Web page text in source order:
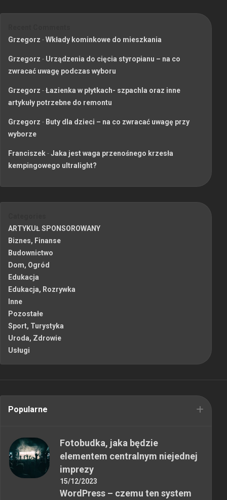
Grzegorz -Wkłady kominkowe do mieszkania
Grzegorz - Urządzenia do cięcia styropianu – na co
zwracać uwagę podczas wyboru
Grzegorz -Łazienka w płytkach- szpachla oraz inne
artykuły potrzebne do remontu
Grzegorz - Buty dla dzieci – na co zwracać uwagę przy
wyborze
Franciszek-Jaka jest waga przenośnego krzesła
kempingowego ultralight?
ARTYKUŁ SPONSOROWANY
Biznes, Finanse
Budownictwo
Dom, Ogród
Edukacja
Edukacja, Rozrywka
Inne
Pozostałe
Sport, Turystyka
Uroda, Zdrowie
Usługi
Popularne
Fotobudka, jaka będzie
elementem centralnym niejednej
imprezy
15/12/2023
WordPress – czemu ten system